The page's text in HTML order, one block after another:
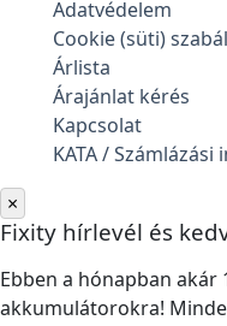
Adatvédelem
Cookie (süti)
Árlista
Árajánlat kérés
Kapcsolat
KATA /
×
Fixity hírlevél és
Ebben a hónapban akár
akkumulátorokra!